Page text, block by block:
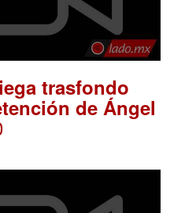
trasfondo
de Ángel